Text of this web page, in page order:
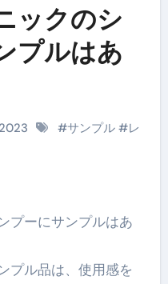
ックのシ
プルはあ
#サンプル #レ
プル品は、使用感を